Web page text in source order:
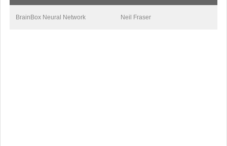
BrainBox Neural Network Neil Fraser